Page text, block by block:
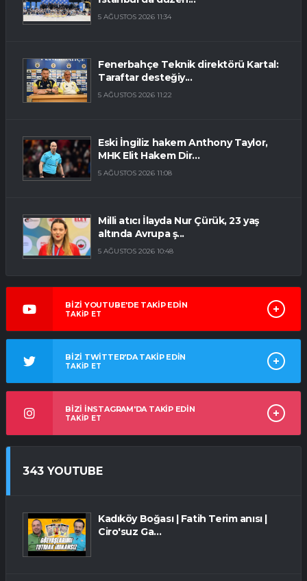
5 AĞUSTOS 2026 11:34
Fenerbahçe Teknik direktörü Kartal:
Taraftar desteğiy...
5 AĞUSTOS 2026 11:22
Eski İngiliz hakem Anthony Taylor,
MHK Elit Hakem Dir...
5 AĞUSTOS 2026 11:08
Milli atıcı İlayda Nur Çürük, 23 yaş
altında Avrupa ş...
5 AĞUSTOS 2026 10:48
BİZİ YOUTUBE'DE TAKİP EDİN
TAKİP ET
BİZİ TWİTTER'DA TAKİP EDİN
TAKİP ET
BİZİ İNSTAGRAM'DA TAKİP EDİN
TAKİP ET
343 YOUTUBE
Kadıköy Boğası | Fatih Terim anısı |
Ciro'suz Ga...